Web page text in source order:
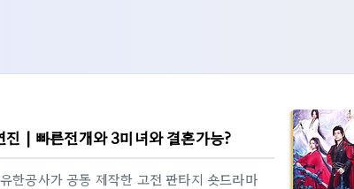
| 빠른전개와 3미녀와 결혼가능?
한공사가 공동 제작한 고전 판타지 숏드라마